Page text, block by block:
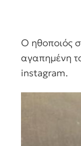
Ο ηθοποιός
αγαπημένη
instagram.